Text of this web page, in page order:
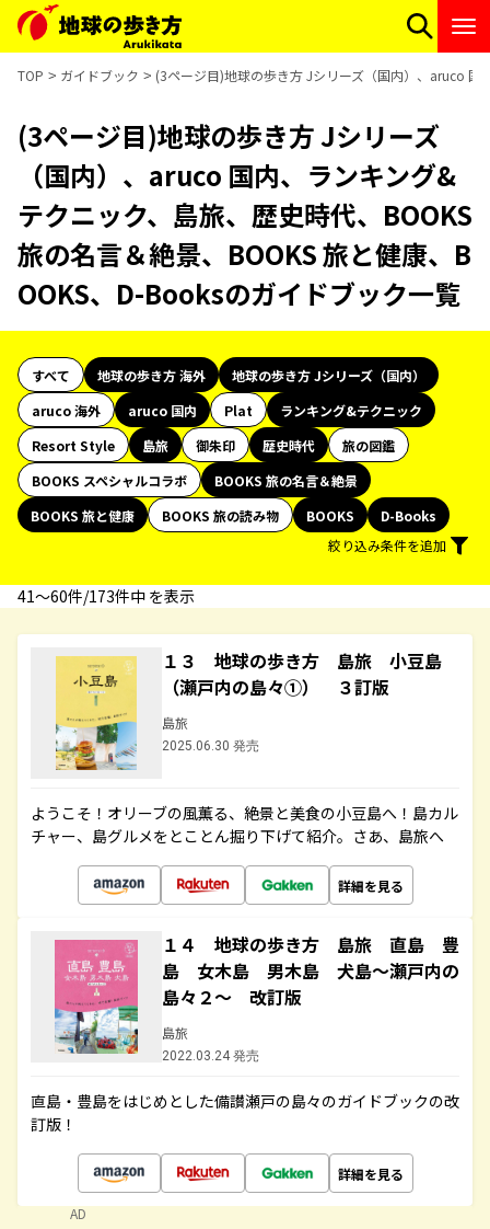
TOP ガイドブック (3ページ目)地球の歩き方 Jシリーズ（国内）、aruco 国
(3ページ目)地球の歩き方 Jシリーズ
（国内）、aruco 国内、ランキング&
テクニック、島旅、歴史時代、BOOKS
旅の名言＆絶景、BOOKS 旅と健康、B
OOKS、D-Booksのガイドブック一覧
すべて 地球の歩き方 海外
地球の歩き方 Jシリーズ（国内）
aruco 海外
aruco 国内 Plat
ランキング&テクニック
Resort Style
島旅 御朱印 歴史時代
旅の図鑑
BOOKS スペシャルコラボ
BOOKS 旅の名言＆絶景
BOOKS 旅と健康
BOOKS 旅の読み物 BOOKS
D-Books
絞り込み条件を追加
41〜60件/173件中 を表示
１３ 地球の歩き方 島旅 小豆島
（瀬戸内の島々①） ３訂版
島旅
2025.06.30 発売
ようこそ！オリーブの風薫る、絶景と美食の小豆島へ！島カル
チャー、島グルメをとことん掘り下げて紹介。さあ、島旅へ
詳細を見る
１４ 地球の歩き方 島旅 直島 豊
島 女木島 男木島 犬島～瀬戸内の
島々２～ 改訂版
島旅
2022.03.24 発売
直島・豊島をはじめとした備讃瀬戸の島々のガイドブックの改
訂版！
詳細を見る
AD